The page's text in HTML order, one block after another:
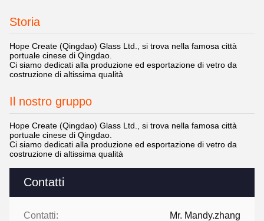
Contatti
Contatti: Mr. Mandy.zhang
Storia
Hope Create (Qingdao) Glass Ltd., si trova nella famosa città
portuale cinese di Qingdao.
Ci siamo dedicati alla produzione ed esportazione di vetro da
costruzione di altissima qualità
Il nostro gruppo
Hope Create (Qingdao) Glass Ltd., si trova nella famosa città
portuale cinese di Qingdao.
Ci siamo dedicati alla produzione ed esportazione di vetro da
costruzione di altissima qualità